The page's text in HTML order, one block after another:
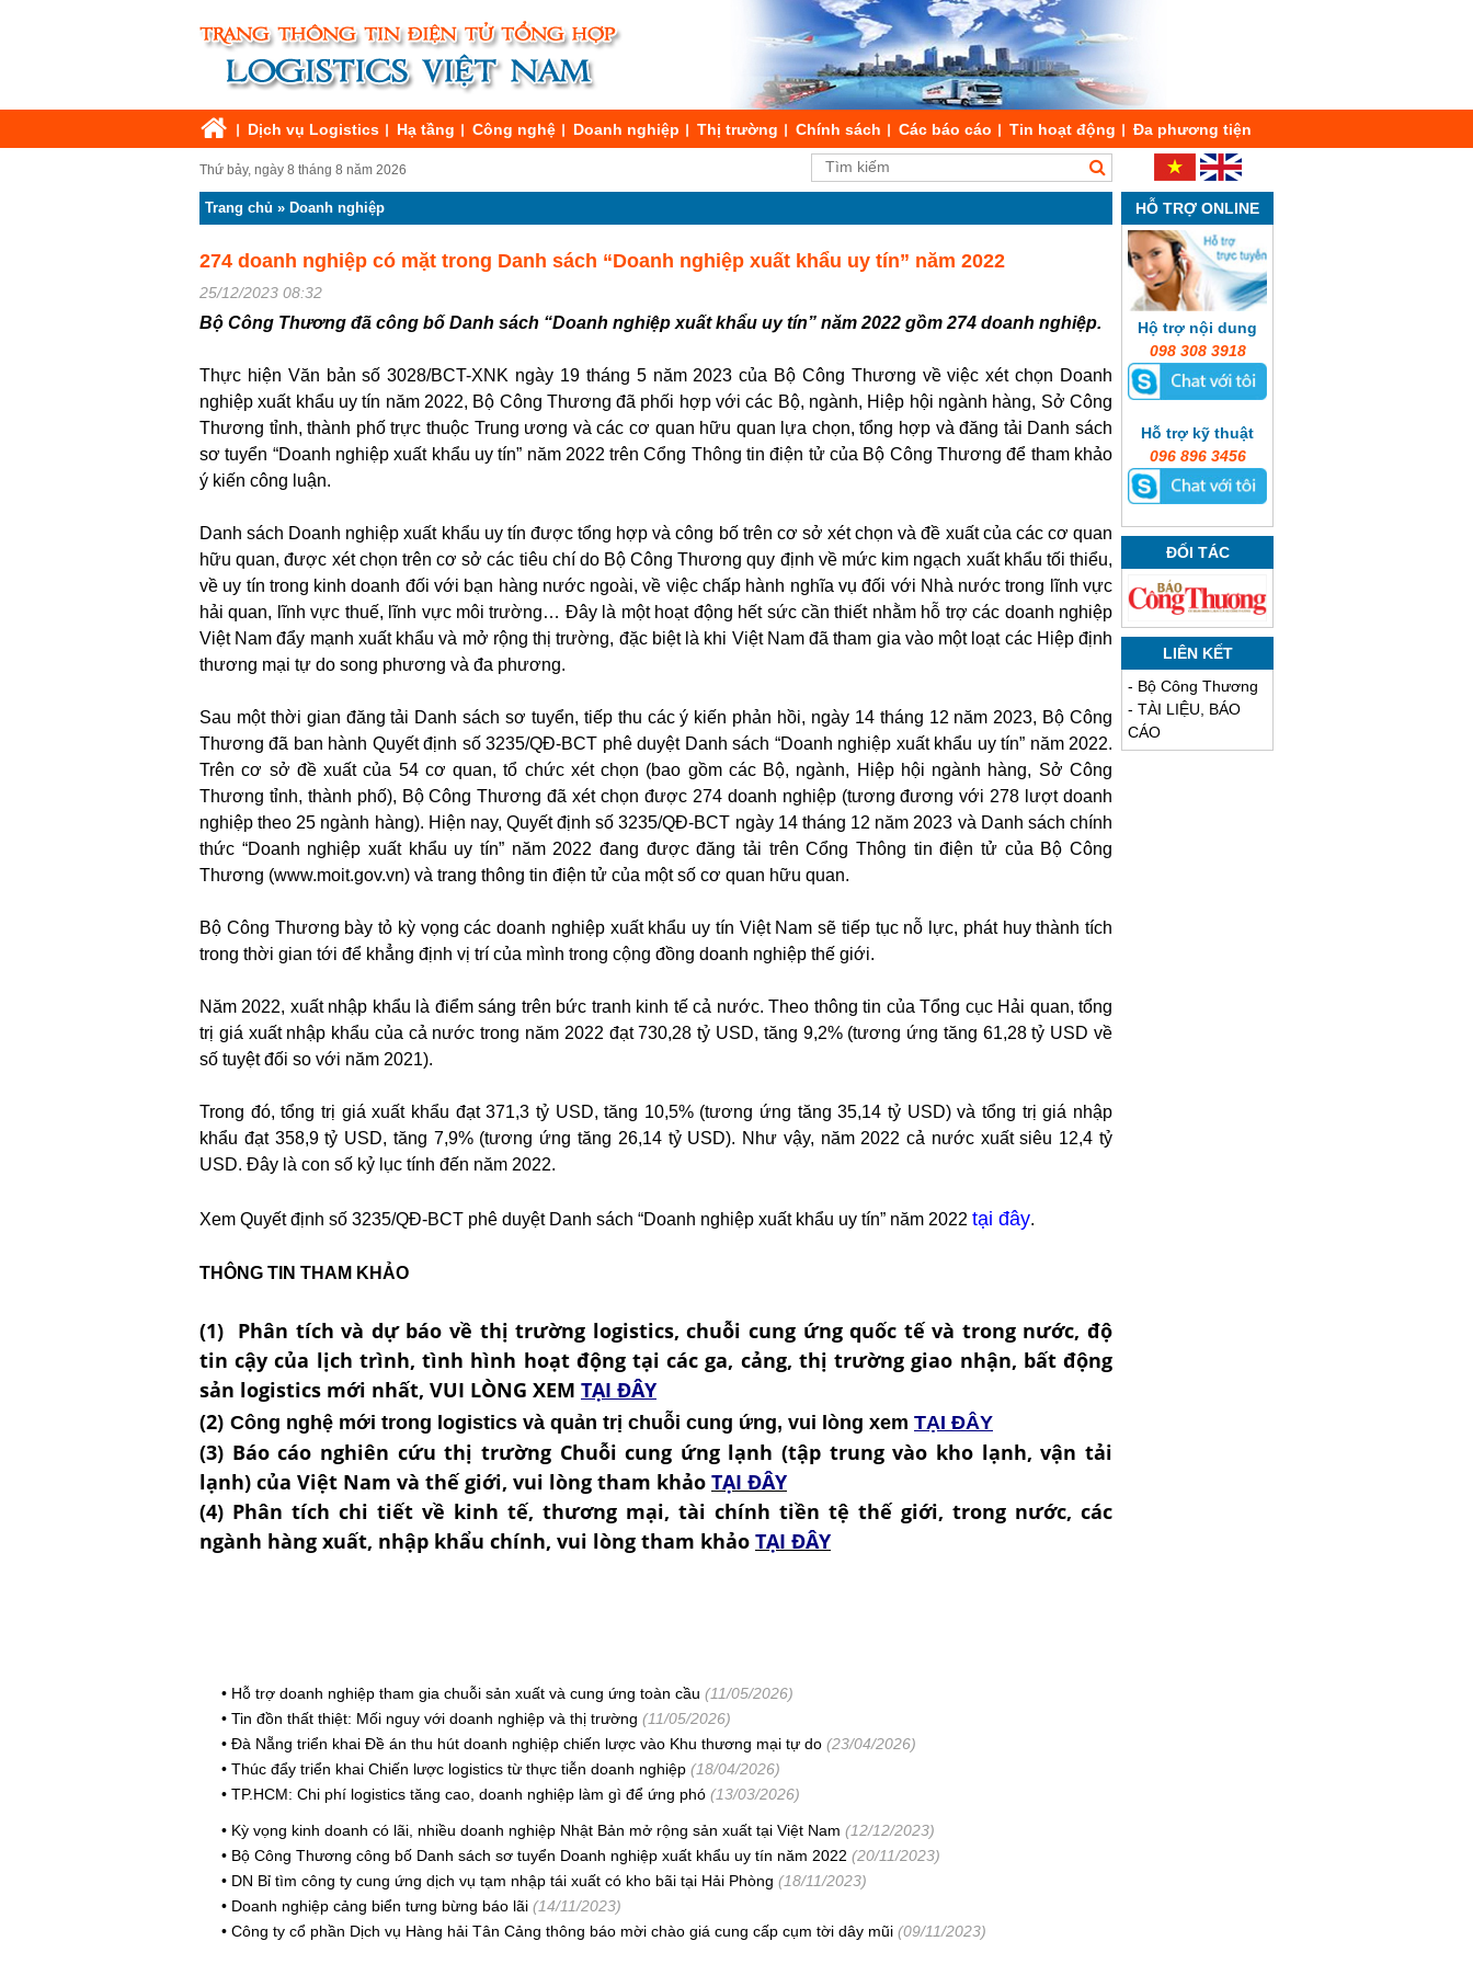
Dịch vụ Logistics Hạ tầng Công nghệ Doanh nghiệp Thị trường Chính sách Các báo cáo Tin hoạt động Đa phương tiện
Thứ bảy, ngày 8 tháng 8 năm 2026
Trang chủ » Doanh nghiệp
274 doanh nghiệp có mặt trong Danh sách “Doanh nghiệp xuất khẩu uy tín” năm 2022
25/12/2023 08:32
Bộ Công Thương đã công bố Danh sách “Doanh nghiệp xuất khẩu uy tín” năm 2022 gồm 274 doanh nghiệp.
Thực hiện Văn bản số 3028/BCT-XNK ngày 19 tháng 5 năm 2023 của Bộ Công Thương về việc xét chọn Doanh
nghiệp xuất khẩu uy tín năm 2022, Bộ Công Thương đã phối hợp với các Bộ, ngành, Hiệp hội ngành hàng, Sở Công
Thương tỉnh, thành phố trực thuộc Trung ương và các cơ quan hữu quan lựa chọn, tổng hợp và đăng tải Danh sách
sơ tuyển “Doanh nghiệp xuất khẩu uy tín” năm 2022 trên Cổng Thông tin điện tử của Bộ Công Thương để tham khảo
ý kiến công luận.
Danh sách Doanh nghiệp xuất khẩu uy tín được tổng hợp và công bố trên cơ sở xét chọn và đề xuất của các cơ quan
hữu quan, được xét chọn trên cơ sở các tiêu chí do Bộ Công Thương quy định về mức kim ngạch xuất khẩu tối thiểu,
về uy tín trong kinh doanh đối với bạn hàng nước ngoài, về việc chấp hành nghĩa vụ đối với Nhà nước trong lĩnh vực
hải quan, lĩnh vực thuế, lĩnh vực môi trường… Đây là một hoạt động hết sức cần thiết nhằm hỗ trợ các doanh nghiệp
Việt Nam đẩy mạnh xuất khẩu và mở rộng thị trường, đặc biệt là khi Việt Nam đã tham gia vào một loạt các Hiệp định
thương mại tự do song phương và đa phương.
Sau một thời gian đăng tải Danh sách sơ tuyển, tiếp thu các ý kiến phản hồi, ngày 14 tháng 12 năm 2023, Bộ Công
Thương đã ban hành Quyết định số 3235/QĐ-BCT phê duyệt Danh sách “Doanh nghiệp xuất khẩu uy tín” năm 2022.
Trên cơ sở đề xuất của 54 cơ quan, tổ chức xét chọn (bao gồm các Bộ, ngành, Hiệp hội ngành hàng, Sở Công
Thương tỉnh, thành phố), Bộ Công Thương đã xét chọn được 274 doanh nghiệp (tương đương với 278 lượt doanh
nghiệp theo 25 ngành hàng). Hiện nay, Quyết định số 3235/QĐ-BCT ngày 14 tháng 12 năm 2023 và Danh sách chính
thức “Doanh nghiệp xuất khẩu uy tín” năm 2022 đang được đăng tải trên Cổng Thông tin điện tử của Bộ Công
Thương (www.moit.gov.vn) và trang thông tin điện tử của một số cơ quan hữu quan.
Bộ Công Thương bày tỏ kỳ vọng các doanh nghiệp xuất khẩu uy tín Việt Nam sẽ tiếp tục nỗ lực, phát huy thành tích
trong thời gian tới để khẳng định vị trí của mình trong cộng đồng doanh nghiệp thế giới.
Năm 2022, xuất nhập khẩu là điểm sáng trên bức tranh kinh tế cả nước. Theo thông tin của Tổng cục Hải quan, tổng
trị giá xuất nhập khẩu của cả nước trong năm 2022 đạt 730,28 tỷ USD, tăng 9,2% (tương ứng tăng 61,28 tỷ USD về
số tuyệt đối so với năm 2021).
Trong đó, tổng trị giá xuất khẩu đạt 371,3 tỷ USD, tăng 10,5% (tương ứng tăng 35,14 tỷ USD) và tổng trị giá nhập
khẩu đạt 358,9 tỷ USD, tăng 7,9% (tương ứng tăng 26,14 tỷ USD). Như vậy, năm 2022 cả nước xuất siêu 12,4 tỷ
USD. Đây là con số kỷ lục tính đến năm 2022.
Xem Quyết định số 3235/QĐ-BCT phê duyệt Danh sách “Doanh nghiệp xuất khẩu uy tín” năm 2022 tại đây.
THÔNG TIN THAM KHẢO
(1) Phân tích và dự báo về thị trường logistics, chuỗi cung ứng quốc tế và trong nước, độ
tin cậy của lịch trình, tình hình hoạt động tại các ga, cảng, thị trường giao nhận, bất động
sản logistics mới nhất, VUI LÒNG XEM TẠI ĐÂY
(2) Công nghệ mới trong logistics và quản trị chuỗi cung ứng, vui lòng xem TẠI ĐÂY
(3) Báo cáo nghiên cứu thị trường Chuỗi cung ứng lạnh (tập trung vào kho lạnh, vận tải
lạnh) của Việt Nam và thế giới, vui lòng tham khảo TẠI ĐÂY
(4) Phân tích chi tiết về kinh tế, thương mại, tài chính tiền tệ thế giới, trong nước, các
ngành hàng xuất, nhập khẩu chính, vui lòng tham khảo TẠI ĐÂY
• Hỗ trợ doanh nghiệp tham gia chuỗi sản xuất và cung ứng toàn cầu (11/05/2026)
• Tin đồn thất thiệt: Mối nguy với doanh nghiệp và thị trường (11/05/2026)
• Đà Nẵng triển khai Đề án thu hút doanh nghiệp chiến lược vào Khu thương mại tự do (23/04/2026)
• Thúc đẩy triển khai Chiến lược logistics từ thực tiễn doanh nghiệp (18/04/2026)
• TP.HCM: Chi phí logistics tăng cao, doanh nghiệp làm gì để ứng phó (13/03/2026)
• Kỳ vọng kinh doanh có lãi, nhiều doanh nghiệp Nhật Bản mở rộng sản xuất tại Việt Nam (12/12/2023)
• Bộ Công Thương công bố Danh sách sơ tuyển Doanh nghiệp xuất khẩu uy tín năm 2022 (20/11/2023)
• DN Bỉ tìm công ty cung ứng dịch vụ tạm nhập tái xuất có kho bãi tại Hải Phòng (18/11/2023)
• Doanh nghiệp cảng biển tưng bừng báo lãi (14/11/2023)
• Công ty cổ phần Dịch vụ Hàng hải Tân Cảng thông báo mời chào giá cung cấp cụm tời dây mũi (09/11/2023)
HỖ TRỢ ONLINE
Hộ trợ nội dung
098 308 3918
Hỗ trợ kỹ thuật
096 896 3456
ĐỐI TÁC
LIÊN KẾT
- Bộ Công Thương
- TÀI LIỆU, BÁO
CÁO